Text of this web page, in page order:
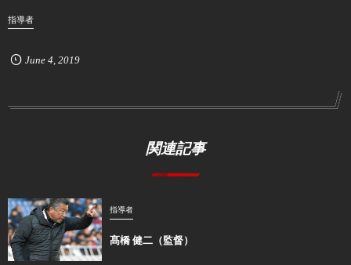
指導者
June 4 2019
関連記事
指導者
髙橋 健二（監督）